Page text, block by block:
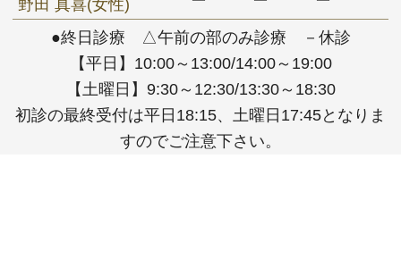
●終日診療 △午前の部のみ診療 －休診
【平日】10:00～13:00/14:00～19:00
【土曜日】9:30～12:30/13:30～18:30
初診の最終受付は平日18:15、土曜日17:45となりま
すのでご注意下さい。
野田 真喜(女性)